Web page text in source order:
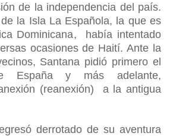
de la independencia del país.
la Isla La Española, la que es
Dominicana, había intentado
ocasiones de Haití. Ante la
Santana pidió primero el
España y más adelante,
(reanexión) a la antigua
derrotado de su aventura